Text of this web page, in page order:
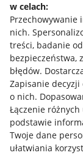
w celach:
nich.
treści, badanie
bezpieczeństwa,
błędów.
Zapisanie
o nich.
Łączenie
podstawie
Twoje dane
ułatwiania
Allegro Gadane
Allegro Gadane
Mapa
Informacje
Regulamin
Polityka plików
Ustawienia